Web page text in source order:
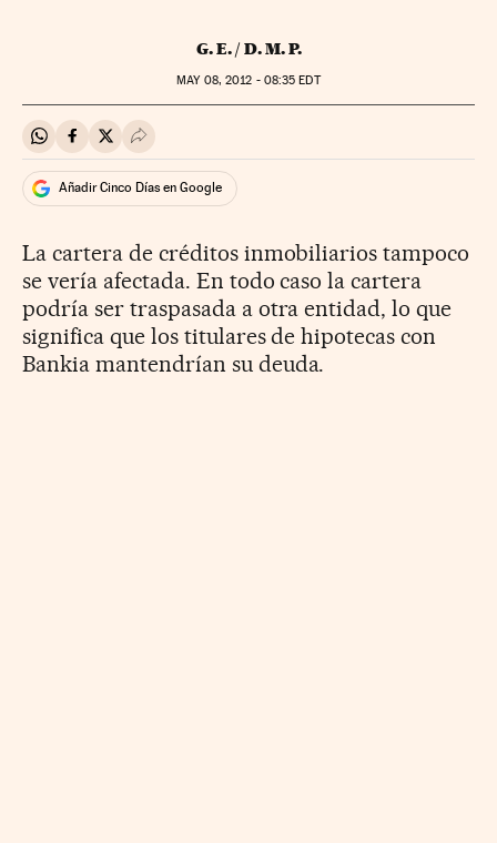
G. E. / D. M. P.
MAY08, 2012 - 08:35 EDT
Compartir en Whatsapp
Compartir en Facebook
Compartir en Twitter
Desplegar Redes Sociales
Añadir Cinco Días en Google
La cartera de créditos inmobiliarios tampoco
se vería afectada. En todo caso la cartera
podría ser traspasada a otra entidad, lo que
significa que los titulares de hipotecas con
Bankia mantendrían su deuda.